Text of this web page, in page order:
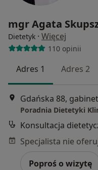
mgr Agata
Dietetyk · Więcej
110 opinii
Adres 1 Adres 2
Gdańska 88,
Poradnia Dietetyki
Konsultacja
Poproś o wizytę